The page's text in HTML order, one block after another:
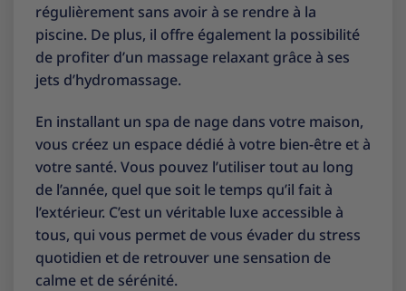
régulièrement sans avoir à se rendre à la
piscine. De plus, il offre également la possibilité
de profiter d’un massage relaxant grâce à ses
jets d’hydromassage.
En installant un spa de nage dans votre maison,
vous créez un espace dédié à votre bien-être et à
votre santé. Vous pouvez l’utiliser tout au long
de l’année, quel que soit le temps qu’il fait à
l’extérieur. C’est un véritable luxe accessible à
tous, qui vous permet de vous évader du stress
quotidien et de retrouver une sensation de
calme et de sérénité.